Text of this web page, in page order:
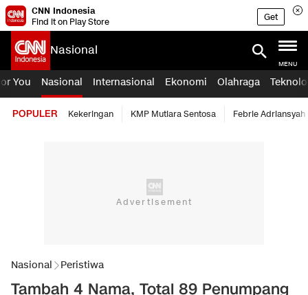
CNN Indonesia
Find it on Play Store
Get
Nasional
MENU
You Nasional Internasional Ekonomi Olahraga
POPULER Kekeringan KMP Mutiara Sentosa Febrie Adriansyah
Nasional Peristiwa
Tambah 4 Nama, Total 89 Penumpang